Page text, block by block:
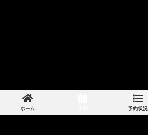
ホーム 予約状況